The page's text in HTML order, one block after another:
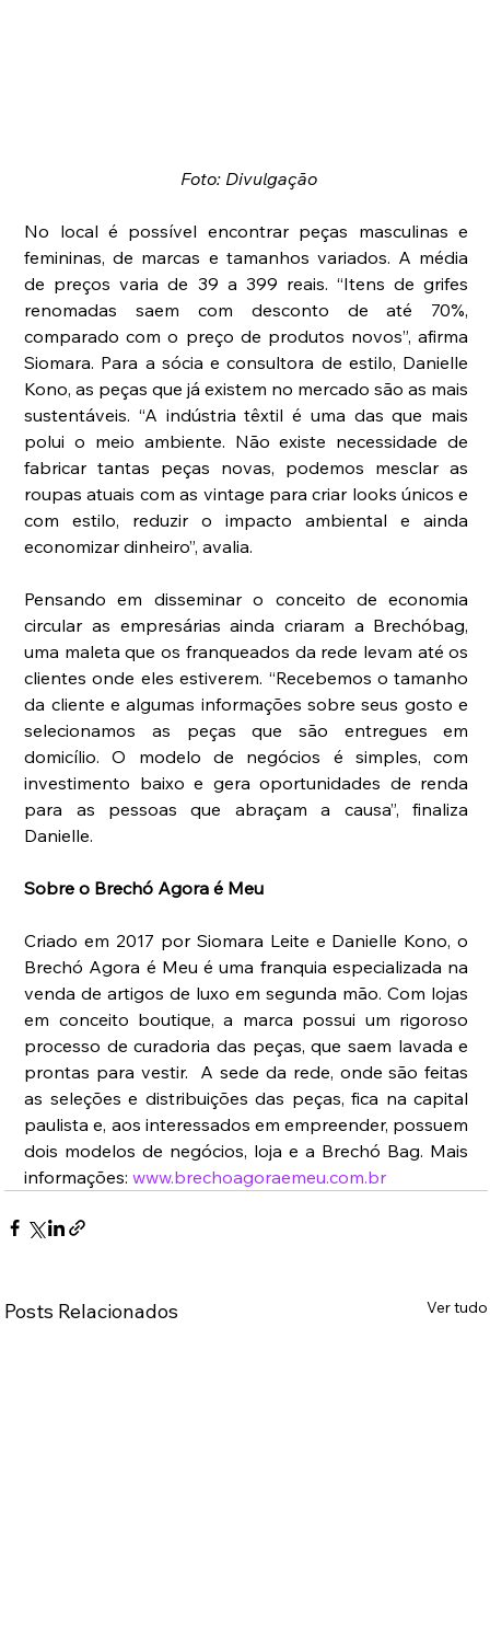
Foto: Divulgação
No local é possível encontrar peças masculinas e
femininas, de marcas e tamanhos variados. A média
de preços varia de 39 a 399 reais. “Itens de grifes
renomadas saem com desconto de até 70%,
comparado com o preço de produtos novos”, afirma
Siomara. Para a sócia e consultora de estilo, Danielle
Kono, as peças que já existem no mercado são as mais
sustentáveis. “A indústria têxtil é uma das que mais
polui o meio ambiente. Não existe necessidade de
fabricar tantas peças novas, podemos mesclar as
roupas atuais com as vintage para criar looks únicos e
com estilo, reduzir o impacto ambiental e ainda
economizar dinheiro”, avalia.
Pensando em disseminar o conceito de economia
circular as empresárias ainda criaram a Brechóbag,
uma maleta que os franqueados da rede levam até os
clientes onde eles estiverem. “Recebemos o tamanho
da cliente e algumas informações sobre seus gosto e
selecionamos as peças que são entregues em
domicílio. O modelo de negócios é simples, com
investimento baixo e gera oportunidades de renda
para as pessoas que abraçam a causa”, finaliza
Danielle.
Sobre o Brechó Agora é Meu
Criado em 2017 por Siomara Leite e Danielle Kono, o
Brechó Agora é Meu é uma franquia especializada na
venda de artigos de luxo em segunda mão. Com lojas
em conceito boutique, a marca possui um rigoroso
processo de curadoria das peças, que saem lavada e
prontas para vestir.  A sede da rede, onde são feitas
as seleções e distribuições das peças, fica na capital
paulista e, aos interessados em empreender, possuem
dois modelos de negócios, loja e a Brechó Bag. Mais
informações: www.brechoagoraemeu.com.br
Posts Relacionados Ver tudo